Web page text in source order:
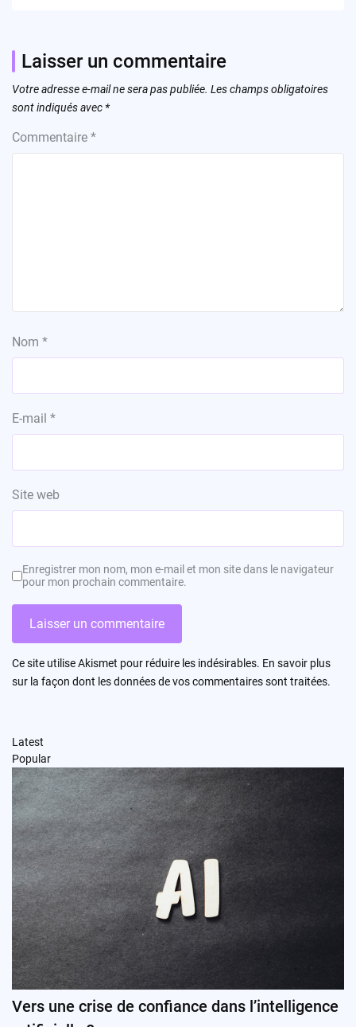
Laisser un commentaire
Votre adresse e-mail ne sera pas publiée. Les champs obligatoires
sont indiqués avec *
Commentaire *
Nom *
E-mail *
Site web
Enregistrer mon nom, mon e-mail et mon site dans le navigateur
pour mon prochain commentaire.
Ce site utilise Akismet pour réduire les indésirables. En savoir plus
sur la façon dont les données de vos commentaires sont traitées.
Latest
Popular
Vers une crise de confiance dans l’intelligence